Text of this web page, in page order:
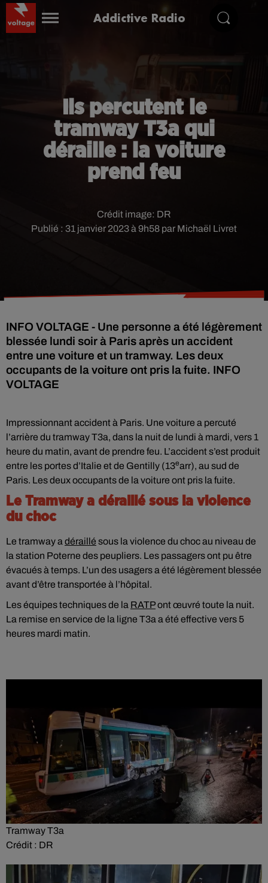
Addictive Radio
Ils percutent le
tramway T3a qui
déraille : la voiture
prend feu
Publié : 31 janvier 2023 à 9h58 par Michaël Livret
Crédit image: DR
INFO VOLTAGE - Une personne a été légèrement
blessée lundi soir à Paris après un accident
entre une voiture et un tramway. Les deux
occupants de la voiture ont pris la fuite. INFO
VOLTAGE
Impressionnant accident à Paris. Une voiture a percuté
l’arrière du tramway T3a, dans la nuit de lundi à mardi, vers 1
heure du matin, avant de prendre feu. L’accident s’est produit
entre les portes d’Italie et de Gentilly (13earr), au sud de
Paris. Les deux occupants de la voiture ont pris la fuite.
Le Tramway a déraillé sous la violence
du choc
Le tramway a déraillé sous la violence du choc au niveau de
la station Poterne des peupliers. Les passagers ont pu être
évacués à temps. L’un des usagers a été légèrement blessée
avant d’être transportée à l’hôpital.
Les équipes techniques de la RATPont œuvré toute la nuit.
La remise en service de la ligne T3a a été effective vers 5
heures mardi matin.
Tramway T3a
Crédit : DR